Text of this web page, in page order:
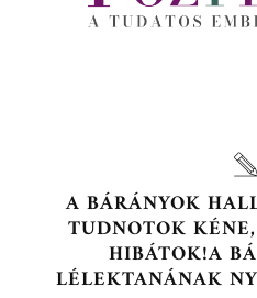
A BÁRÁNYOK
TUDNOTOK
HIBÁTOK!A
LÉLEKTANÁNAK